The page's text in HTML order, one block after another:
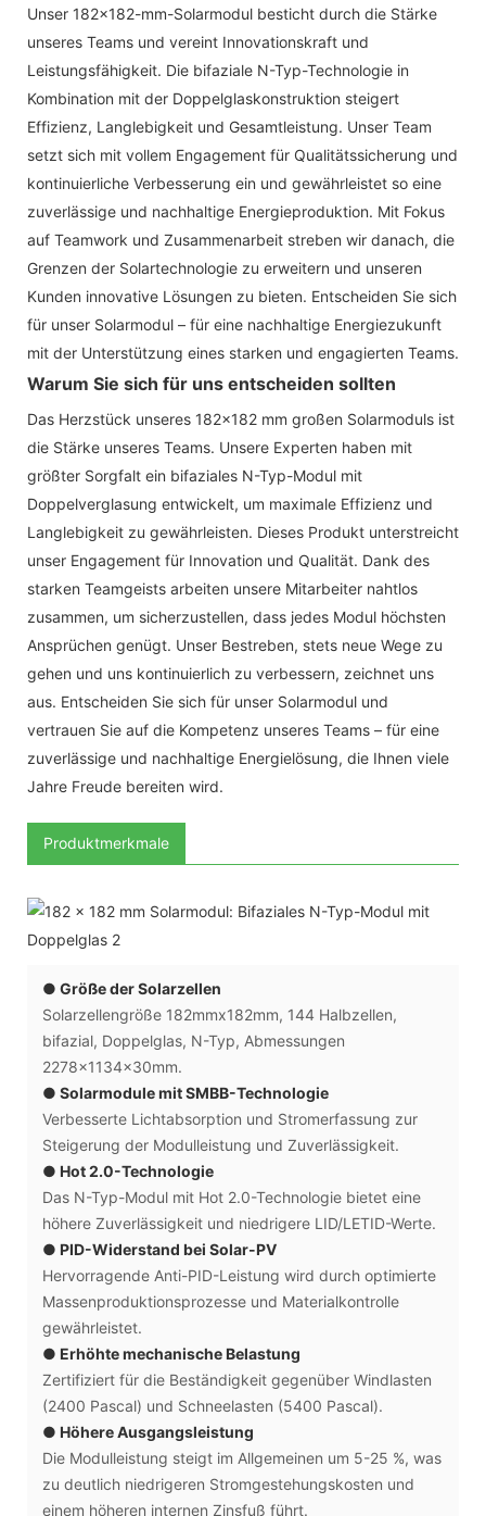
Unser 182x182-mm-Solarmodul besticht durch die Stärke
unseres Teams und vereint Innovationskraft und
Leistungsfähigkeit. Die bifaziale N-Typ-Technologie in
Kombination mit der Doppelglaskonstruktion steigert
Effizienz, Langlebigkeit und Gesamtleistung. Unser Team
setzt sich mit vollem Engagement für Qualitätssicherung und
kontinuierliche Verbesserung ein und gewährleistet so eine
zuverlässige und nachhaltige Energieproduktion. Mit Fokus
auf Teamwork und Zusammenarbeit streben wir danach, die
Grenzen der Solartechnologie zu erweitern und unseren
Kunden innovative Lösungen zu bieten. Entscheiden Sie sich
für unser Solarmodul – für eine nachhaltige Energiezukunft
mit der Unterstützung eines starken und engagierten Teams.
Warum Sie sich für uns entscheiden sollten
Das Herzstück unseres 182x182 mm großen Solarmoduls ist
die Stärke unseres Teams. Unsere Experten haben mit
größter Sorgfalt ein bifaziales N-Typ-Modul mit
Doppelverglasung entwickelt, um maximale Effizienz und
Langlebigkeit zu gewährleisten. Dieses Produkt unterstreicht
unser Engagement für Innovation und Qualität. Dank des
starken Teamgeists arbeiten unsere Mitarbeiter nahtlos
zusammen, um sicherzustellen, dass jedes Modul höchsten
Ansprüchen genügt. Unser Bestreben, stets neue Wege zu
gehen und uns kontinuierlich zu verbessern, zeichnet uns
aus. Entscheiden Sie sich für unser Solarmodul und
vertrauen Sie auf die Kompetenz unseres Teams – für eine
zuverlässige und nachhaltige Energielösung, die Ihnen viele
Jahre Freude bereiten wird.
Produktmerkmale
● Größe der Solarzellen
Solarzellengröße 182mmx182mm, 144 Halbzellen,
bifazial, Doppelglas, N-Typ, Abmessungen
2278x1134x30mm.
● Solarmodule mit SMBB-Technologie
Verbesserte Lichtabsorption und Stromerfassung zur
Steigerung der Modulleistung und Zuverlässigkeit.
● Hot 2.0-Technologie
Das N-Typ-Modul mit Hot 2.0-Technologie bietet eine
höhere Zuverlässigkeit und niedrigere LID/LETID-Werte.
● PID-Widerstand bei Solar-PV
Hervorragende Anti-PID-Leistung wird durch optimierte
Massenproduktionsprozesse und Materialkontrolle
gewährleistet.
● Erhöhte mechanische Belastung
Zertifiziert für die Beständigkeit gegenüber Windlasten
(2400 Pascal) und Schneelasten (5400 Pascal).
● Höhere Ausgangsleistung
Die Modulleistung steigt im Allgemeinen um 5-25 %, was
zu deutlich niedrigeren Stromgestehungskosten und
einem höheren internen Zinsfuß führt.